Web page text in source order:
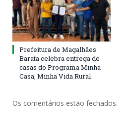
Prefeitura de Magalhães
Barata celebra entrega de
casas do Programa Minha
Casa, Minha Vida Rural
Os comentários estão fechados.